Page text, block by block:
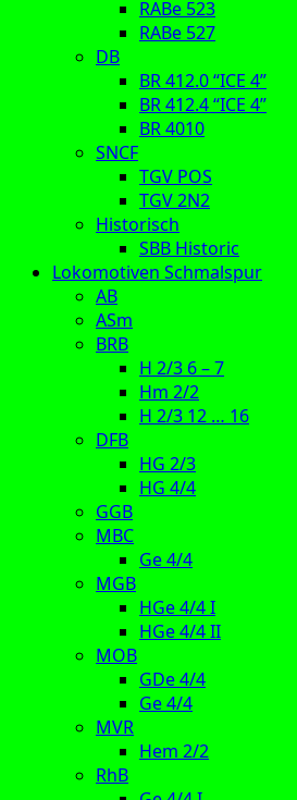
RABe 523
RABe 527
DB
BR 412.0 “ICE 4”
BR 412.4 “ICE 4”
BR 4010
SNCF
TGV POS
TGV 2N2
Historisch
SBB Historic
Lokomotiven Schmalspur
AB
ASm
BRB
H 2/3 6 – 7
Hm 2/2
H 2/3 12 … 16
DFB
HG 2/3
HG 4/4
GGB
MBC
Ge 4/4
MGB
HGe 4/4 I
HGe 4/4 II
MOB
GDe 4/4
Ge 4/4
MVR
Hem 2/2
RhB